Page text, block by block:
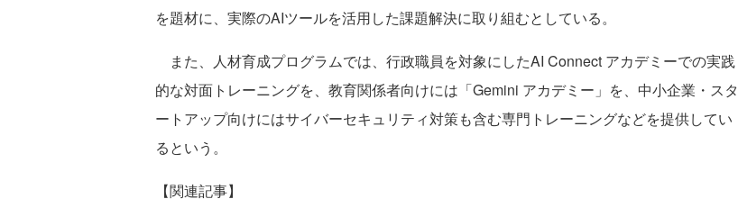
を題材に、実際のAIツールを活用した課題解決に取り組むとしている。
また、人材育成プログラムでは、行政職員を対象にしたAI Connect アカデミーでの実践
的な対面トレーニングを、教育関係者向けには「Gemini アカデミー」を、中小企業・スタ
ートアップ向けにはサイバーセキュリティ対策も含む専門トレーニングなどを提供してい
るという。
【関連記事】